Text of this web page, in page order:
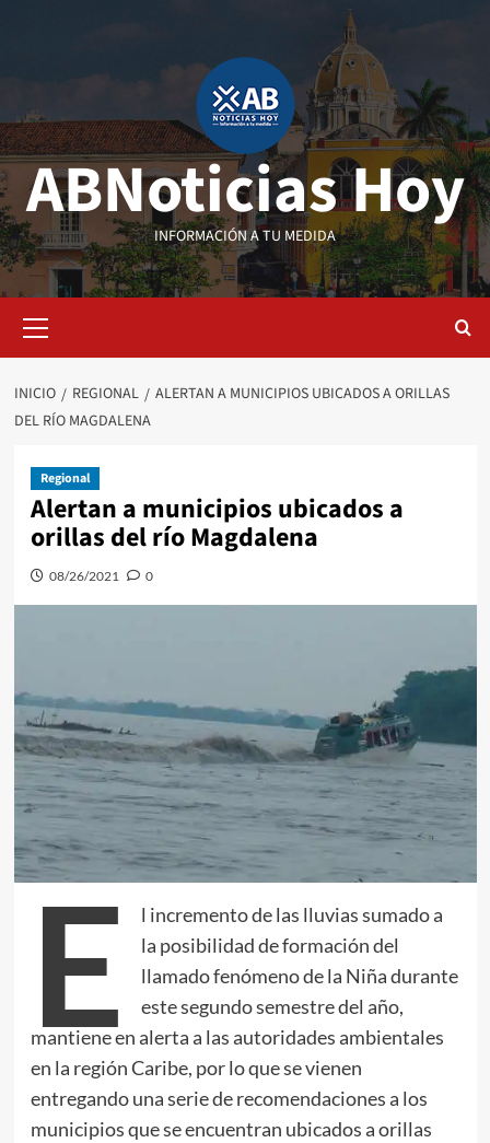
ABNoticias Hoy
INFORMACIÓN A TU MEDIDA
primario
INICIO REGIONAL
ALERTAN A MUNICIPIOS UBICADOS A ORILLAS
DEL RÍO MAGDALENA
Regional
Alertan a municipios ubicados a
orillas del río Magdalena
08/26/2021 0
E
l incremento de las lluvias sumado a
la posibilidad de formación del
llamado fenómeno de la Niña durante
este segundo semestre del año,
mantiene en alerta a las autoridades ambientales
en la región Caribe, por lo que se vienen
entregando una serie de recomendaciones a los
municipios que se encuentran ubicados a orillas